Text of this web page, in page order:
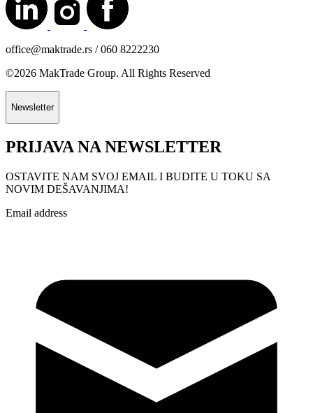
office@maktrade.rs / 060 8222230
©2026 MakTrade Group. All Rights Reserved
Newsletter
PRIJAVA NA NEWSLETTER
OSTAVITE NAM SVOJ EMAIL I BUDITE U TOKU SA
NOVIM DEŠAVANJIMA!
Email address